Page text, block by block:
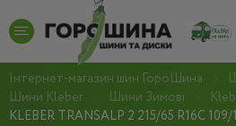
Інтернет-магазин шин ГороШина
Шини Kleber
Шини Зимові
KLEBER TRANSALP 2 215/65 R16C 109/